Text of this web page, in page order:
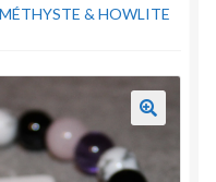
& HOWLITE